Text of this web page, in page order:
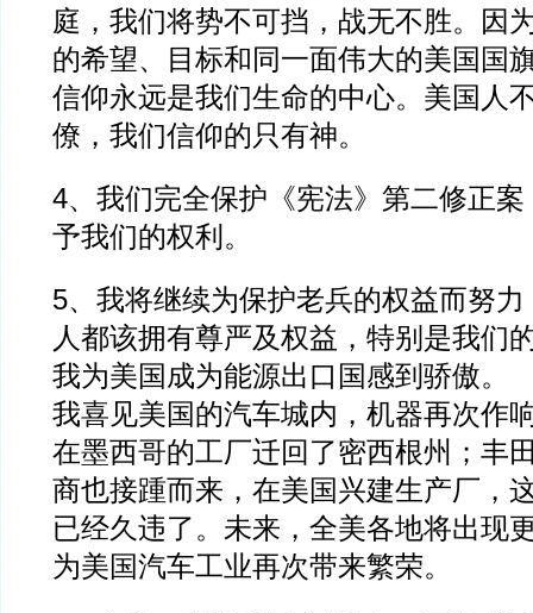
庭，我们将势不可挡，战无不胜。因
的希望、目标和同一面伟大的美国国
信仰永远是我们生命的中心。美国人
僚，我们信仰的只有神。
4、我们完全保护《宪法》第二修正
予我们的权利。
5、我将继续为保护老兵的权益而努
人都该拥有尊严及权益，特别是我们
我为美国成为能源出口国感到骄傲。
我喜见美国的汽车城内，机器再次作
在墨西哥的工厂迁回了密西根州；丰
商也接踵而来，在美国兴建生产厂，
已经久违了。未来，全美各地将出现
为美国汽车工业再次带来繁荣。